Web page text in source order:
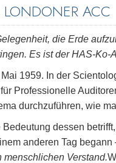
LONDONER ACC
die Erde
Es ist der HAS-Ko-
1959. In der
Professionelle
durchzuführen, wie
dessen
anderen Tag
menschlichen Verstand.